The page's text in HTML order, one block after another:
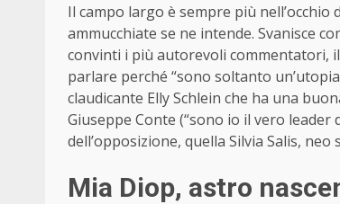
Il campo largo è sempre più nell’occhio
ammucchiate se ne intende. Svanisce
convinti i più autorevoli commentatori,
parlare perché “sono soltanto
claudicante Elly Schlein che ha una
Giuseppe Conte (“sono io il vero
dell’opposizione, quella Silvia Salis,
Mia Diop, astro